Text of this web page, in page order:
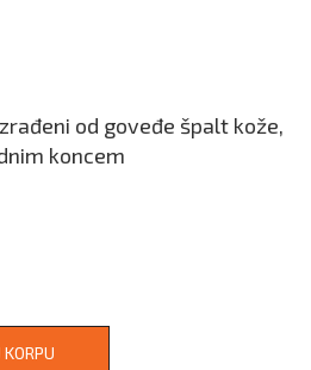
od goveđe špalt kože,
koncem